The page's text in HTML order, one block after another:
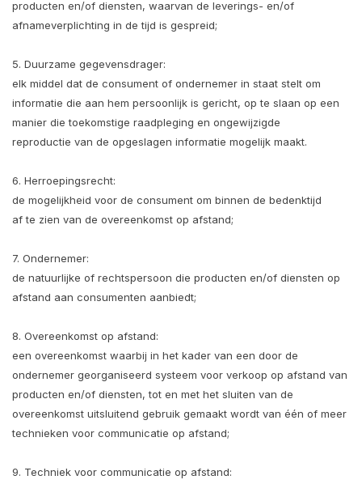
producten en/of diensten, waarvan de leverings- en/of
afnameverplichting in de tijd is gespreid;
5. Duurzame gegevensdrager:
elk middel dat de consument of ondernemer in staat stelt om
informatie die aan hem persoonlijk is gericht, op te slaan op een
manier die toekomstige raadpleging en ongewijzigde
reproductie van de opgeslagen informatie mogelijk maakt.
6. Herroepingsrecht:
de mogelijkheid voor de consument om binnen de bedenktijd
af te zien van de overeenkomst op afstand;
7. Ondernemer:
de natuurlijke of rechtspersoon die producten en/of diensten op
afstand aan consumenten aanbiedt;
8. Overeenkomst op afstand:
een overeenkomst waarbij in het kader van een door de
ondernemer georganiseerd systeem voor verkoop op afstand van
producten en/of diensten, tot en met het sluiten van de
overeenkomst uitsluitend gebruik gemaakt wordt van één of meer
technieken voor communicatie op afstand;
9. Techniek voor communicatie op afstand: